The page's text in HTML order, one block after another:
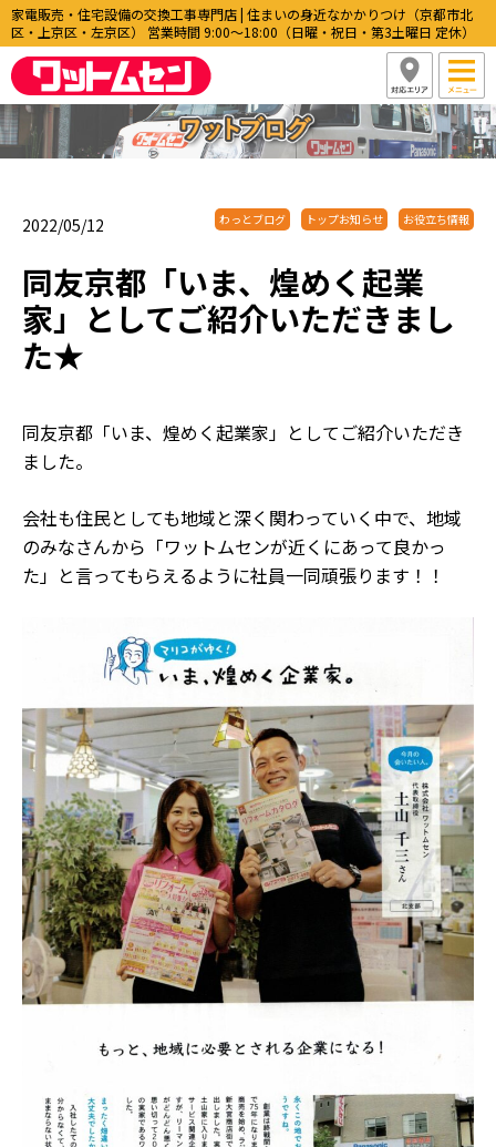
家電販売・住宅設備の交換工事専門店 | 住まいの身近なかかりつけ（京都市北
区・上京区・左京区） 営業時間 9:00〜18:00（日曜・祝日・第3土曜日 定休）
2022/05/12 わっとブログ トップお知らせ お役立ち情報
同友京都「いま、煌めく起業
家」としてご紹介いただきまし
た★
同友京都「いま、煌めく起業家」としてご紹介いただき
ました。
会社も住民としても地域と深く関わっていく中で、地域
のみなさんから「ワットムセンが近くにあって良かっ
た」と言ってもらえるように社員一同頑張ります！！